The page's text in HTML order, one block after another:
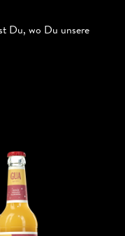
Du, wo Du unsere